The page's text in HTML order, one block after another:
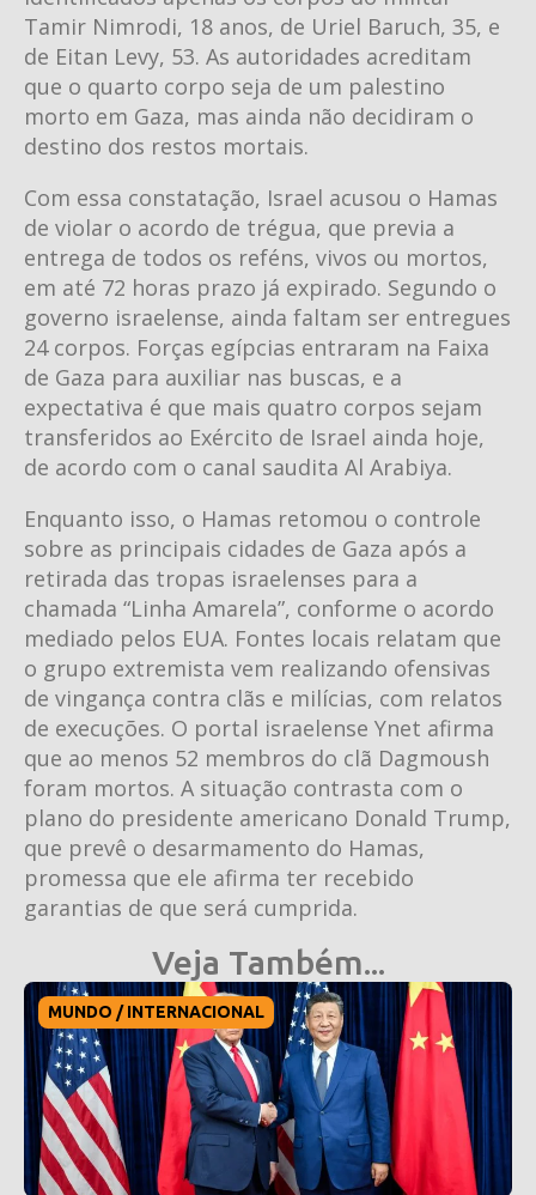
Tamir Nimrodi, 18 anos, de Uriel Baruch, 35, e
de Eitan Levy, 53. As autoridades acreditam
que o quarto corpo seja de um palestino
morto em Gaza, mas ainda não decidiram o
destino dos restos mortais.
Com essa constatação, Israel acusou o Hamas
de violar o acordo de trégua, que previa a
entrega de todos os reféns, vivos ou mortos,
em até 72 horas prazo já expirado. Segundo o
governo israelense, ainda faltam ser entregues
24 corpos. Forças egípcias entraram na Faixa
de Gaza para auxiliar nas buscas, e a
expectativa é que mais quatro corpos sejam
transferidos ao Exército de Israel ainda hoje,
de acordo com o canal saudita Al Arabiya.
Enquanto isso, o Hamas retomou o controle
sobre as principais cidades de Gaza após a
retirada das tropas israelenses para a
chamada “Linha Amarela”, conforme o acordo
mediado pelos EUA. Fontes locais relatam que
o grupo extremista vem realizando ofensivas
de vingança contra clãs e milícias, com relatos
de execuções. O portal israelense Ynet afirma
que ao menos 52 membros do clã Dagmoush
foram mortos. A situação contrasta com o
plano do presidente americano Donald Trump,
que prevê o desarmamento do Hamas,
promessa que ele afirma ter recebido
garantias de que será cumprida.
Veja Também...
MUNDO / INTERNACIONAL